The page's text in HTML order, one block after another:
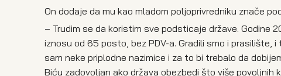
On dodaje da mu kao mladom poljoprivredniku znače
– Trudim se da koristim sve podsticaje države. Godine
iznosu od 65 posto, bez PDV-a. Gradili smo i prasilište,
sam neke priplodne nazimice i za to bi trebalo da
Biću zadovoljan ako država obezbedi što više povoljnih